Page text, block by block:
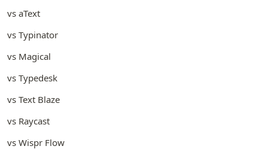
vs aText
vs Typinator
vs Magical
vs Typedesk
vs Text Blaze
vs Raycast
vs Wispr Flow